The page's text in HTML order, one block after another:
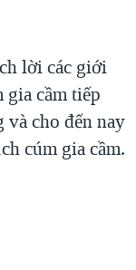
lời các giới
cầm tiếp
và cho đến nay
cúm gia cầm.